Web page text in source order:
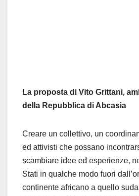
La proposta di Vito Grittani,
della Repubblica di Abcasia
Creare un collettivo, un
ed attivisti che possano
scambiare idee ed esperienze,
Stati in qualche modo fuori
continente africano a quello